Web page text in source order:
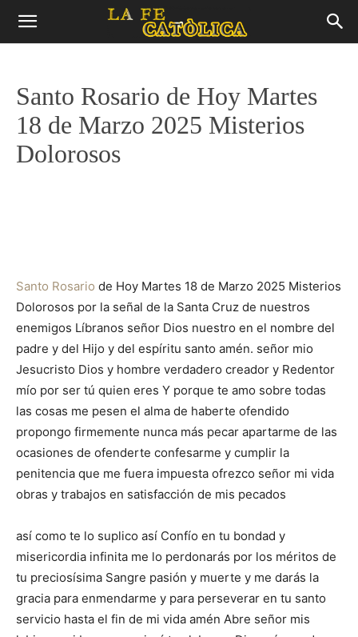
Santo Rosario de Hoy Martes
18 de Marzo 2025 Misterios
Dolorosos
Santo Rosario de Hoy Martes 18 de Marzo 2025 Misterios
Dolorosos por la señal de la Santa Cruz de nuestros
enemigos Líbranos señor Dios nuestro en el nombre del
padre y del Hijo y del espíritu santo amén. señor mio
Jesucristo Dios y hombre verdadero creador y Redentor
mío por ser tú quien eres Y porque te amo sobre todas
las cosas me pesen el alma de haberte ofendido
propongo firmemente nunca más pecar apartarme de las
ocasiones de ofenderte confesarme y cumplir la
penitencia que me fuera impuesta ofrezco señor mi vida
obras y trabajos en satisfacción de mis pecados
así como te lo suplico así Confío en tu bondad y
misericordia infinita me lo perdonarás por los méritos de
tu preciosísima Sangre pasión y muerte y me darás la
gracia para enmendarme y para perseverar en tu santo
servicio hasta el fin de mi vida amén Abre señor mis